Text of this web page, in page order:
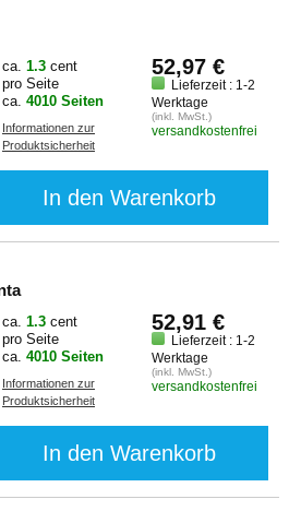
ca. 1.3 cent
pro Seite
ca. 4010 Seiten
Informationen zur
Produktsicherheit
52,97 €
Lieferzeit : 1-2
Werktage
(inkl. MwSt.)
versandkostenfrei
In den Warenkorb
ca. 1.3 cent
pro Seite
ca. 4010 Seiten
Informationen zur
Produktsicherheit
52,91 €
Lieferzeit : 1-2
Werktage
(inkl. MwSt.)
versandkostenfrei
In den Warenkorb